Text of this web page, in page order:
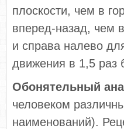
плоскости, чем в
вперед-назад, чем
и справа налево
движения в 1,5 раз
Обонятельный
человеком
наименований).